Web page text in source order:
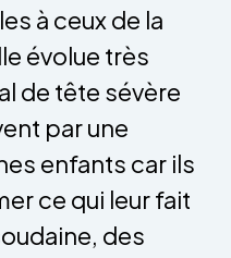
à ceux de la
évolue très
de tête sévère
par une
enfants car ils
ce qui leur fait
des